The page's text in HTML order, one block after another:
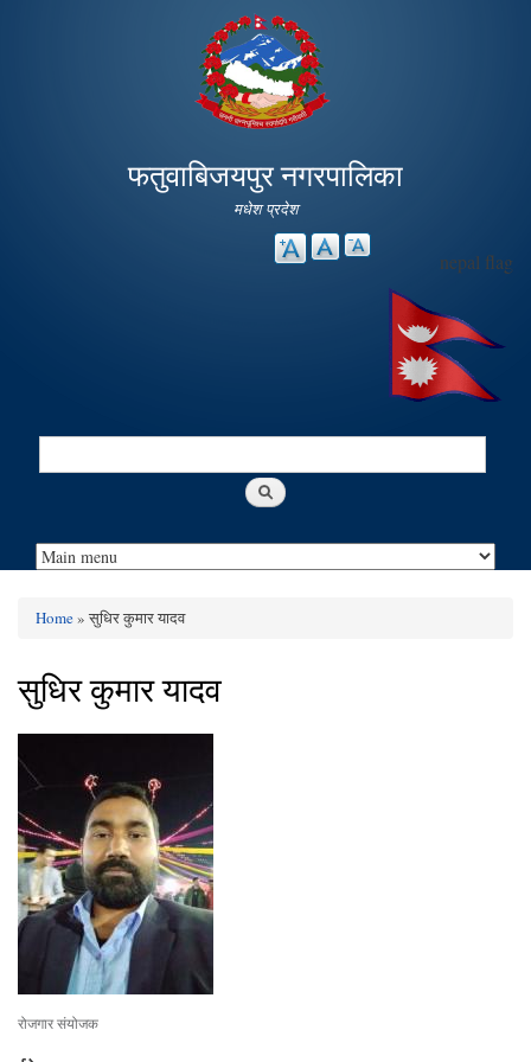
main
content
फतुवाबिजयपुर नगरपालिका
मधेश प्रदेश
nepal flag
Search
You are here
Home» सुधिर कुमार यादव
सुधिर कुमार यादव
रोजगार संयोजक